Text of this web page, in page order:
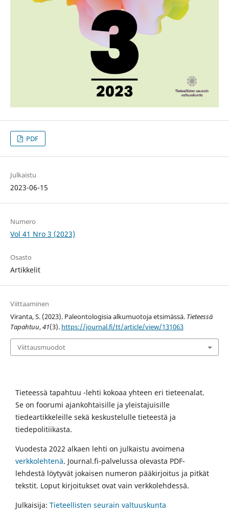
PDF
Julkaistu
2023-06-15
Numero
Vol 41 Nro 3 (2023)
Osasto
Artikkelit
Viittaaminen
Viranta, S. (2023). Paleontologisia alkumuotoja etsimässä. Tieteessä
Tapahtuu,41(3). https://journal.fi/tt/article/view/131063
Viittausmuodot
Tieteessä tapahtuu -lehti kokoaa yhteen eri tieteenalat.
Se on foorumi ajankohtaisille ja yleistajuisille
tiedeartikkeleille sekä keskustelulle tieteestä ja
tiedepolitiikasta.
Vuodesta 2022 alkaen lehti on julkaistu avoimena
verkkolehtenä. Journal.fi-palvelussa olevasta PDF-
lehdestä löytyvät jokaisen numeron pääkirjoitus ja pitkät
tekstit. Loput kirjoitukset ovat vain verkkolehdessä.
Julkaisija: Tieteellisten seurain valtuuskunta